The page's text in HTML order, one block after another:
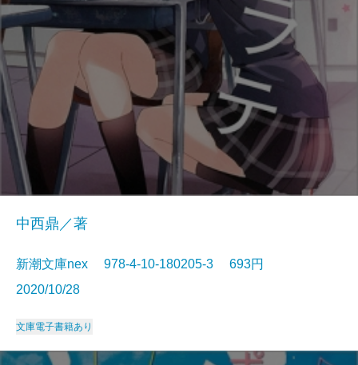
中西鼎／著
新潮文庫nex 978-4-10-180205-3 693円
2020/10/28
文庫電子書籍あり